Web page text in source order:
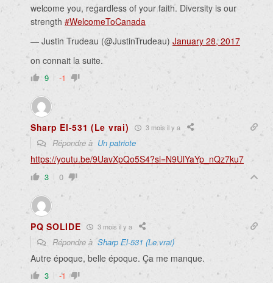
welcome you, regardless of your faith. Diversity is our
strength #WelcomeToCanada
— Justin Trudeau (@JustinTrudeau) January 28, 2017
on connait la suite.
9 -1
Sharp El-531 (Le vrai) 3 mois il y a
Répondre à Un patriote
https://youtu.be/9UavXpQo5S4?si=N9UlYaYp_nQz7ku7
3 0
PQ SOLIDE 3 mois il y a
Répondre àSharp El-531 (Le vrai)
Autre époque, belle époque. Ça me manque.
3 -1